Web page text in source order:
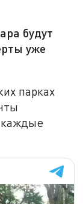
будут
уже
парках